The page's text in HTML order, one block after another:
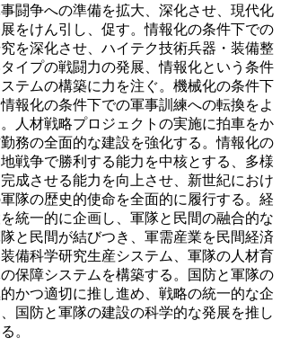
闘争への準備を拡大、深化させ、現代化
をけん引し、促す。情報化の条件下での
を深化させ、ハイテク技術兵器・装備整
イプの戦闘力の発展、情報化という条件
テムの構築に力を注ぐ。機械化の条件下
報化の条件下での軍事訓練への転換をよ
人材戦略プロジェクトの実施に拍車をか
務の全面的な建設を強化する。情報化の
戦争で勝利する能力を中核とする、多様
成させる能力を向上させ、新世紀におけ
隊の歴史的使命を全面的に履行する。経
統一的に企画し、軍隊と民間の融合的な
と民間が結びつき、軍需産業を民間経済
備科学研究生産システム、軍隊の人材育
保障システムを構築する。国防と軍隊の
かつ適切に推し進め、戦略の統一的な企
国防と軍隊の建設の科学的な発展を推し
。